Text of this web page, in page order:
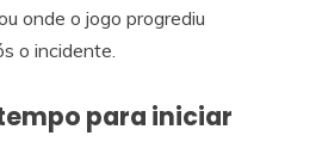
onde o jogo progrediu
o incidente.
para iniciar